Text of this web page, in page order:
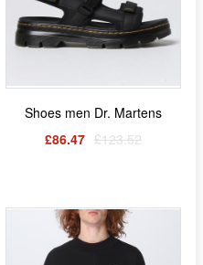
Shoes men Dr. Martens
£86.47 £123.52